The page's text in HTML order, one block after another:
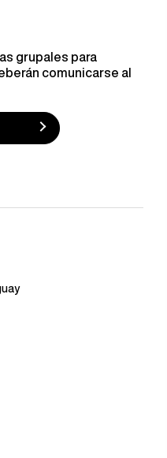
grupales para
comunicarse al